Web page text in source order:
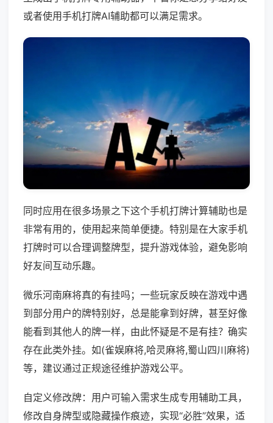
或者使用手机打牌AI辅助都可以满足需求。
同时应用在很多场景之下这个手机打牌计算辅助也是
非常有用的，使用起来简单便捷。特别是在大家手机
打牌时可以合理调整牌型，提升游戏体验，避免影响
好友间互动乐趣。
微乐河南麻将真的有挂吗；一些玩家反映在游戏中遇
到部分用户的牌特别好，总是能拿到好牌，甚至好像
能看到其他人的牌一样，由此怀疑是不是有挂？确实
存在此类外挂。如(雀娱麻将,哈灵麻将,蜀山四川麻将)
等，建议通过正规途径维护游戏公平。
自定义修改牌：用户可输入需求生成专用辅助工具，
修改自身牌型或隐藏操作痕迹，实现“必胜”效果，适